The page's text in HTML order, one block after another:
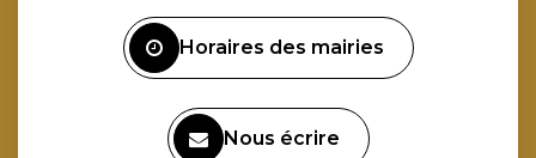
Horaires des mairies
Nous écrire